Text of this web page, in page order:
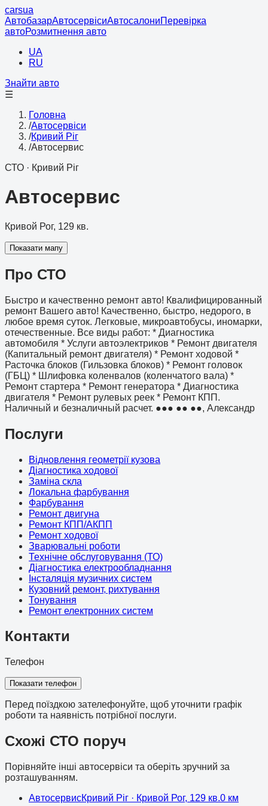
carsua
АвтобазарАвтосервісиАвтосалониПеревірка
автоРозмитнення авто
UA
RU
Знайти авто
☰
Головна
/Автосервіси
/Кривий Ріг
/Автосервис
СТО · Кривий Ріг
Автосервис
Кривой Рог, 129 кв.
Показати мапу
Про СТО
Быстро и качественно ремонт авто! Квалифицированный
ремонт Вашего авто! Качественно, быстро, недорого, в
любое время суток. Легковые, микроавтобусы, иномарки,
отечественные. Все виды работ: * Диагностика
автомобиля * Услуги автоэлектриков * Ремонт двигателя
(Капитальный ремонт двигателя) * Ремонт ходовой *
Расточка блоков (Гильзовка блоков) * Ремонт головок
(ГБЦ) * Шлифовка коленвалов (коленчатого вала) *
Ремонт стартера * Ремонт генератора * Диагностика
двигателя * Ремонт рулевых реек * Ремонт КПП.
Наличный и безналичный расчет. ●●● ●● ●●, Александр
Послуги
Відновлення геометрії кузова
Діагностика ходової
Заміна скла
Локальна фарбування
Фарбування
Ремонт двигуна
Ремонт КПП/АКПП
Ремонт ходової
Зварювальні роботи
Технічне обслуговування (ТО)
Діагностика електрообладнання
Інсталяція музичних систем
Кузовний ремонт, рихтування
Тонування
Ремонт електронних систем
Контакти
Телефон
Показати телефон
Перед поїздкою зателефонуйте, щоб уточнити графік
роботи та наявність потрібної послуги.
Схожі СТО поруч
Порівняйте інші автосервіси та оберіть зручний за
розташуванням.
АвтосервисКривий Ріг · Кривой Рог, 129 кв.0 км